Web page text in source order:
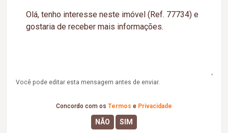
Você pode editar esta mensagem antes de enviar.
Concordo com os Termos e Privacidade